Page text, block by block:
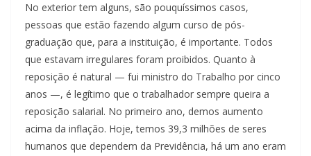
No exterior tem alguns, são pouquíssimos casos,
pessoas que estão fazendo algum curso de pós-
graduação que, para a instituição, é importante. Todos
que estavam irregulares foram proibidos. Quanto à
reposição é natural — fui ministro do Trabalho por cinco
anos —, é legítimo que o trabalhador sempre queira a
reposição salarial. No primeiro ano, demos aumento
acima da inflação. Hoje, temos 39,3 milhões de seres
humanos que dependem da Previdência, há um ano eram